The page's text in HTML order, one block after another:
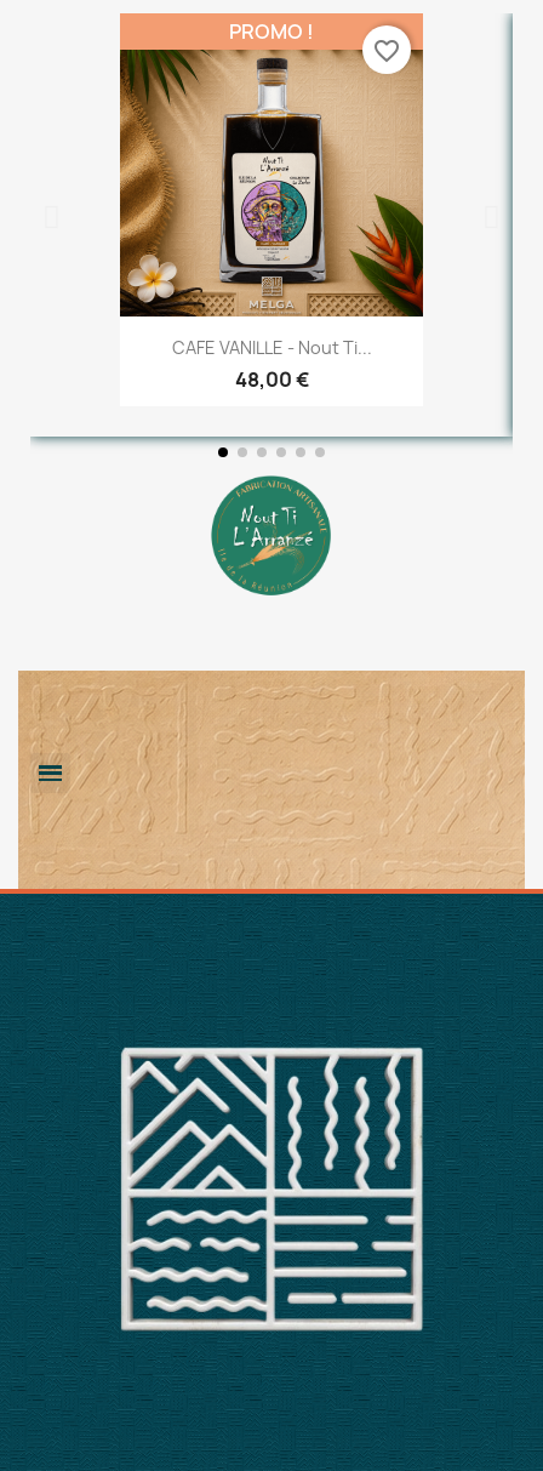
CAFE VANILLE - Nout Ti...
48,00 €
PROMO !
favorite_border